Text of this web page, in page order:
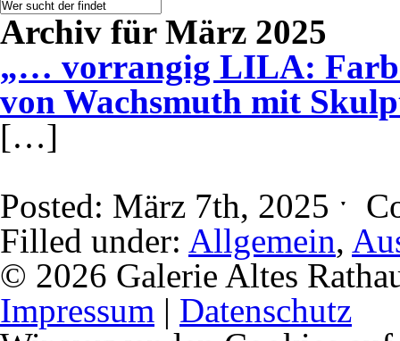
Archiv für März 2025
„… vorrangig LILA:
von Wachsmuth mit
[…]
Posted: März 7th, 2025 ˑ
Filled under: Allgemein,
© 2026 Galerie Altes
Impressum | Datenschutz